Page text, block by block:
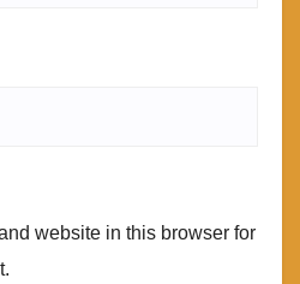
website in this browser for